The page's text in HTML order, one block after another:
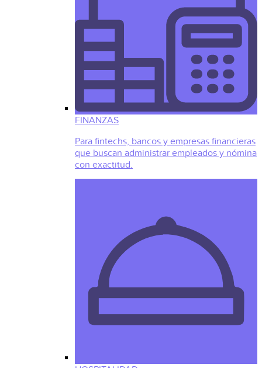
FINANZAS
Para fintechs, bancos y empresas financieras
que buscan administrar empleados y nómina
con exactitud.